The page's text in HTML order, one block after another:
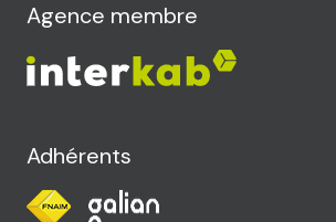
Agence membre
Adhérents